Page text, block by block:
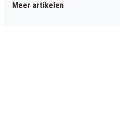
Meer artikelen